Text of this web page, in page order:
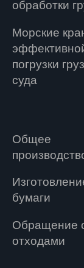
обработки
Морские
погрузки
суда
Общее
бумаги
Обращение
отходами